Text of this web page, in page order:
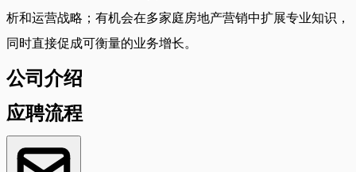
析和运营战略；有机会在多家庭房地产营销中扩展专业知识，
同时直接促成可衡量的业务增长。
公司介绍
应聘流程